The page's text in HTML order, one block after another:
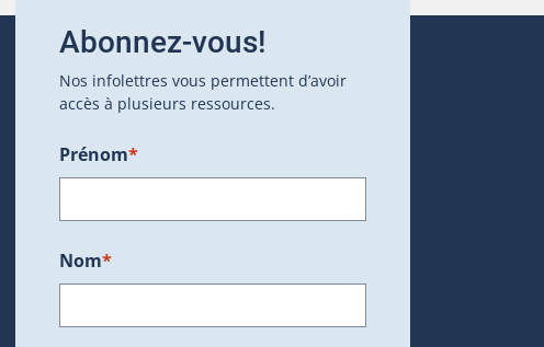
dans une nouvelle fenêtre.)
Abonnez-vous!
Nos infolettres vous permettent d’avoir
accès à plusieurs ressources.
Prénom*
Nom*